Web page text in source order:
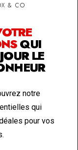
& CO
QUI
LE
notre
qui
pour vos